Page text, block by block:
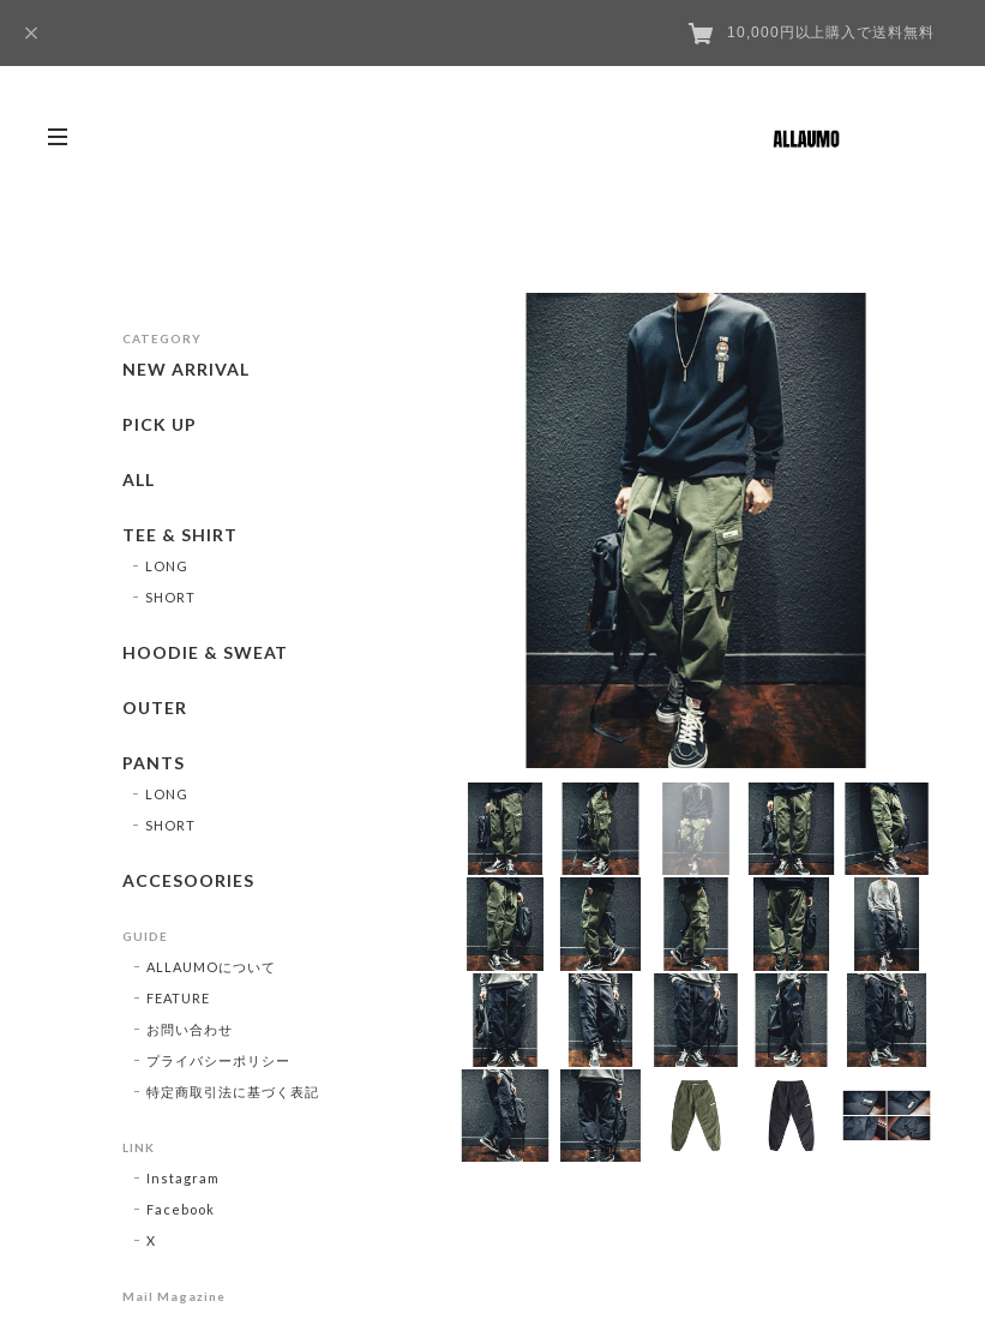
10,000円以上購入で送料無料
CATEGORY
NEW ARRIVAL
PICK UP
ALL
TEE & SHIRT
LONG
SHORT
HOODIE & SWEAT
OUTER
PANTS
LONG
SHORT
ACCESOORIES
GUIDE
ALLAUMOについて
FEATURE
お問い合わせ
プライバシーポリシー
特定商取引法に基づく表記
LINK
Instagram
Facebook
X
Mail Magazine